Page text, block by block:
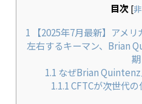
目次 [
1 【2025年7月最新】アメ
左右するキーマン、Brian
期
1.1 なぜBrian
1.1.1CFTCが次世代